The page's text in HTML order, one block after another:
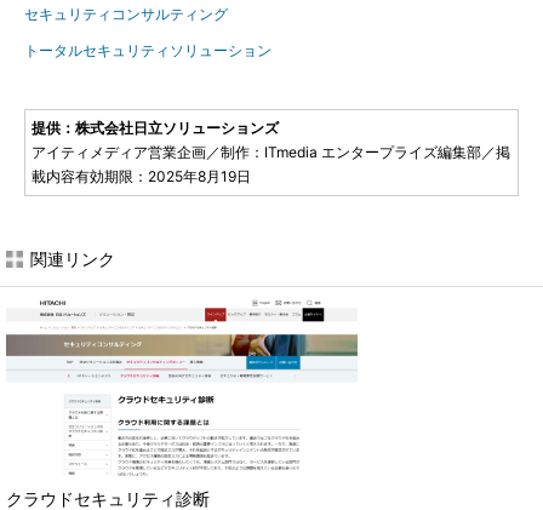
セキュリティコンサルティング
トータルセキュリティソリューション
提供：株式会社日立ソリューションズ
アイティメディア営業企画／制作：ITmedia エンタープライズ編集部／掲
載内容有効期限：2025年8月19日
関連リンク
クラウドセキュリティ診断